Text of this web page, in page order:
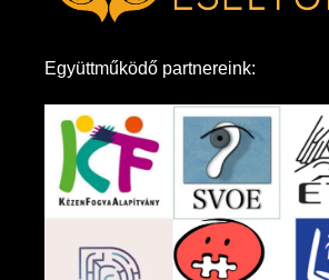
Együttműködő partnereink: